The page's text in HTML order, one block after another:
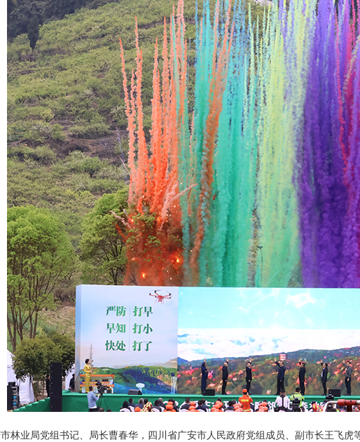
林业局党组书记、局长曹春华，四川省广安市人民政府党组成员、副市长王飞